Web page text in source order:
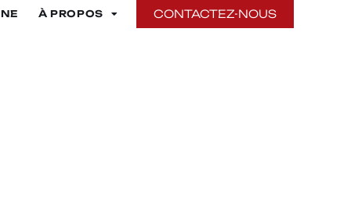
À PROPOS CONTACTEZ-NOUS